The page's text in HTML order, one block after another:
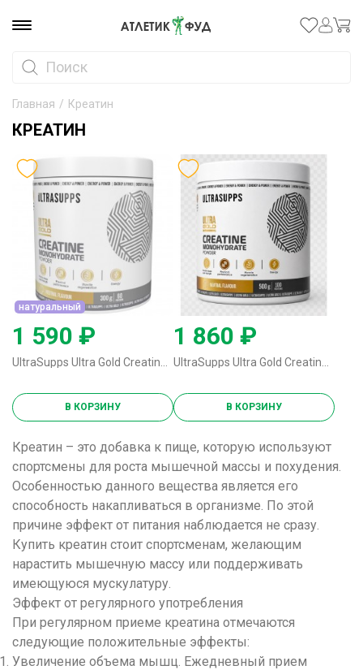
Главная / Креатин
КРЕАТИН
натуральный
1 590 ₽
В КОРЗИНУ
1 860 ₽
В КОРЗИНУ
Креатин – это добавка к пище, которую используют
спортсмены для роста мышечной массы и похудения.
Особенностью данного вещества является его
способность накапливаться в организме. По этой
причине эффект от питания наблюдается не сразу.
Купить креатин стоит спортсменам, желающим
нарастить мышечную массу или поддерживать
имеющуюся мускулатуру.
Эффект от регулярного употребления
При регулярном приеме креатина отмечаются
следующие положительные эффекты:
Увеличение объема мышц. Ежедневный прием